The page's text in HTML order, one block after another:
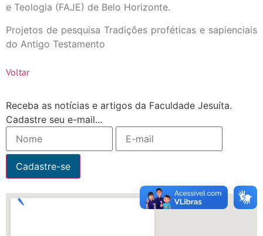
e Teologia (FAJE) de Belo Horizonte.
Projetos de pesquisa Tradições proféticas e sapienciais
do Antigo Testamento
Voltar
Receba as notícias e artigos da Faculdade Jesuíta.
Cadastre seu e-mail...